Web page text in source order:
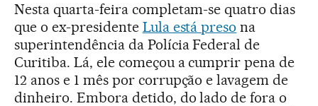
Nesta quarta-feira completam-se quatro dias
que o ex-presidente Lula está preso na
superintendência da Polícia Federal de
Curitiba. Lá, ele começou a cumprir pena de
12 anos e 1 mês por corrupção e lavagem de
dinheiro. Embora detido, do lado de fora o